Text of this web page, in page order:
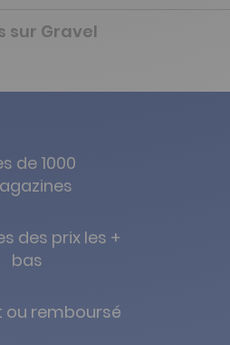
sur Gravel
de 1000
des prix les +
bas
ou remboursé